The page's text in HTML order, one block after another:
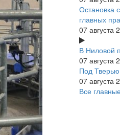
Остановка
главных
07 августа
В Ниловой
07 августа
Под
07 августа
Все